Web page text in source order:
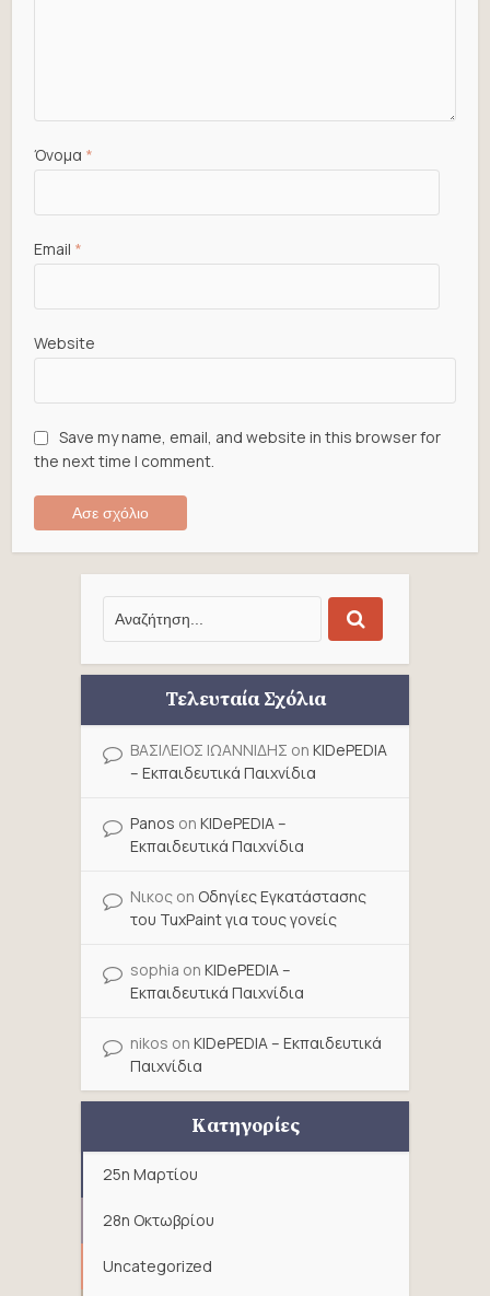
Όνομα *
Email *
Website
Save my name, email, and website in this browser for
the next time I comment.
Τελευταία Σχόλια
ΒΑΣΙΛΕΙΟΣ ΙΩΑΝΝΙΔΗΣ on KIDePEDIA
– Εκπαιδευτικά Παιχνίδια
Panos on KIDePEDIA –
Εκπαιδευτικά Παιχνίδια
Νικος on Οδηγίες Εγκατάστασης
του TuxPaint για τους γονείς
sophia on KIDePEDIA –
Εκπαιδευτικά Παιχνίδια
nikos on KIDePEDIA – Εκπαιδευτικά
Παιχνίδια
Κατηγορίες
25η Μαρτίου
28η Οκτωβρίου
Uncategorized